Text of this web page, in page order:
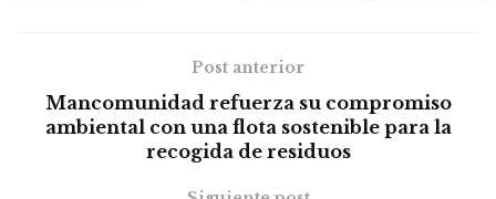
Post anterior
Mancomunidad refuerza su compromiso
ambiental con una flota sostenible para la
recogida de residuos